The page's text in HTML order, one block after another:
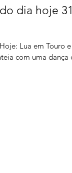
dia hoje
Lua em Touro
com uma dança